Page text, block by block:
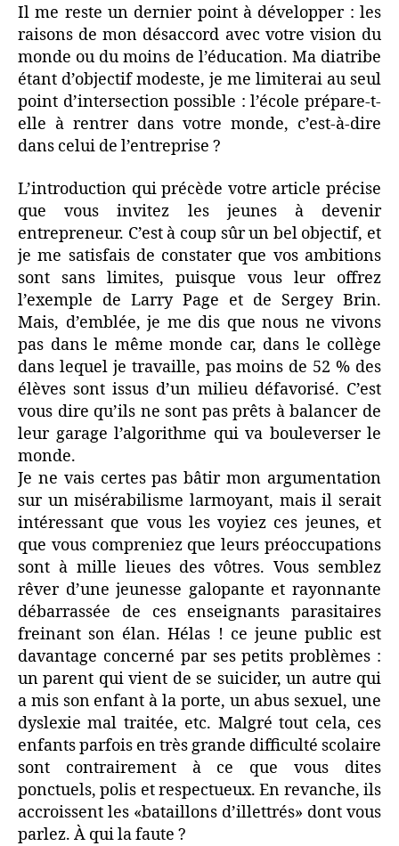
lycée.
Vraiment
?
Il me reste un dernier point à développer : les
raisons de mon désaccord avec votre vision du
monde ou du moins de l’éducation. Ma diatribe
étant d’objectif modeste, je me limiterai au seul
point d’intersection possible : l’école prépare-t-
elle à rentrer dans votre monde, c’est-à-dire
dans celui de l’entreprise ?
L’introduction qui précède votre article précise
que vous invitez les jeunes à devenir
entrepreneur. C’est à coup sûr un bel objectif, et
je me satisfais de constater que vos ambitions
sont sans limites, puisque vous leur offrez
l’exemple de Larry Page et de Sergey Brin.
Mais, d’emblée, je me dis que nous ne vivons
pas dans le même monde car, dans le collège
dans lequel je travaille, pas moins de 52 % des
élèves sont issus d’un milieu défavorisé. C’est
vous dire qu’ils ne sont pas prêts à balancer de
leur garage l’algorithme qui va bouleverser le
monde.
Je ne vais certes pas bâtir mon argumentation
sur un misérabilisme larmoyant, mais il serait
intéressant que vous les voyiez ces jeunes, et
que vous compreniez que leurs préoccupations
sont à mille lieues des vôtres. Vous semblez
rêver d’une jeunesse galopante et rayonnante
débarrassée de ces enseignants parasitaires
freinant son élan. Hélas ! ce jeune public est
davantage concerné par ses petits problèmes :
un parent qui vient de se suicider, un autre qui
a mis son enfant à la porte, un abus sexuel, une
dyslexie mal traitée, etc. Malgré tout cela, ces
enfants parfois en très grande difficulté scolaire
sont contrairement à ce que vous dites
ponctuels, polis et respectueux. En revanche, ils
accroissent les «bataillons d’illettrés» dont vous
parlez. À qui la faute ?